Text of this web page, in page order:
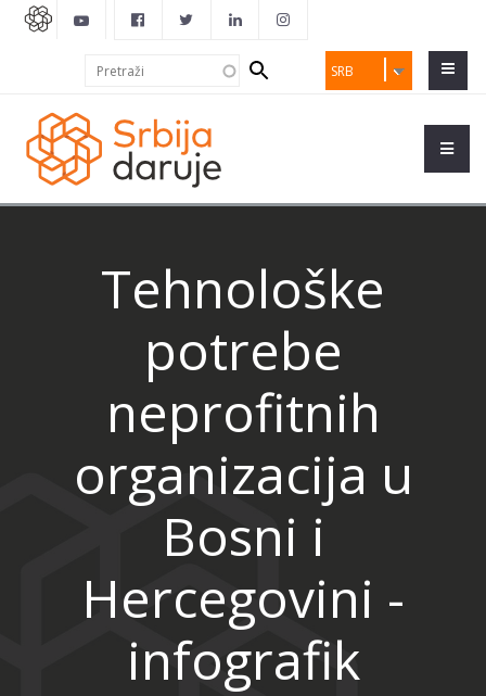
SRB
Search
form
Tehnološke
potrebe
neprofitnih
organizacija u
Bosni i
Hercegovini -
infografik